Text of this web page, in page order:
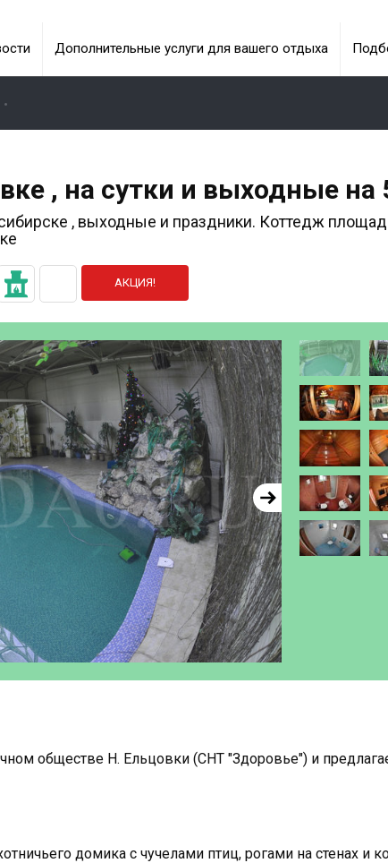
Дополнительные услуги для вашего отдыха
, на сутки и выходные на
, выходные и праздники. Коттедж
АКЦИЯ!
обществе Н. Ельцовки (СНТ "Здоровье") и
домика с чучелами птиц, рогами на стенах и